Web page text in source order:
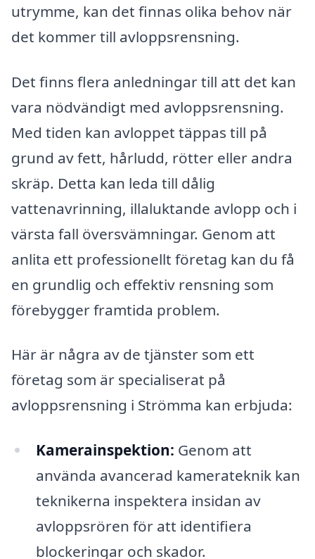
utrymme, kan det finnas olika behov när
det kommer till avloppsrensning.
Det finns flera anledningar till att det kan
vara nödvändigt med avloppsrensning.
Med tiden kan avloppet täppas till på
grund av fett, hårludd, rötter eller andra
skräp. Detta kan leda till dålig
vattenavrinning, illaluktande avlopp och i
värsta fall översvämningar. Genom att
anlita ett professionellt företag kan du få
en grundlig och effektiv rensning som
förebygger framtida problem.
Här är några av de tjänster som ett
företag som är specialiserat på
avloppsrensning i Strömma kan erbjuda:
Kamerainspektion: Genom att
använda avancerad kamerateknik kan
teknikerna inspektera insidan av
avloppsrören för att identifiera
blockeringar och skador.